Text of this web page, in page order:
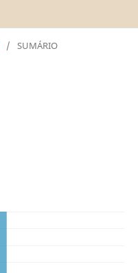
/ SUMÁRIO